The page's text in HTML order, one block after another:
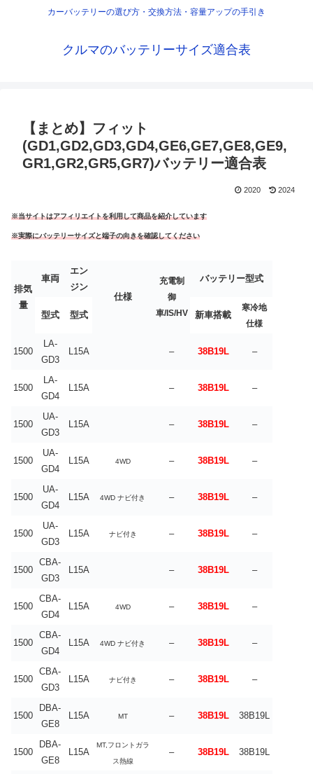
カーバッテリーの選び方・交換方法・容量アップの手引き
クルマのバッテリーサイズ適合表
【まとめ】フィット
(GD1,GD2,GD3,GD4,GE6,GE7,GE8,GE9,
GR1,GR2,GR5,GR7)バッテリー適合表
2020 2024
※当サイトはアフィリエイトを利用して商品を紹介しています
※実際にバッテリーサイズと端子の向きを確認してください
排気
量
車両
エン
ジン
仕様
充電制
御
車/IS/HV
バッテリー型式
型式 型式 新車搭載
寒冷地
仕様
1500
LA-
GD3
L15A – 38B19L –
1500
LA-
GD4
L15A – 38B19L –
1500
UA-
GD3
L15A – 38B19L –
1500
UA-
GD4
L15A 4WD – 38B19L –
1500
UA-
GD4
L15A 4WD ナビ付き – 38B19L –
1500
UA-
GD3
L15A ナビ付き – 38B19L –
1500
CBA-
GD3
L15A – 38B19L –
1500
CBA-
GD4
L15A 4WD – 38B19L –
1500
CBA-
GD4
L15A 4WD ナビ付き – 38B19L –
1500
CBA-
GD3
L15A ナビ付き – 38B19L –
1500
DBA-
GE8
L15A MT – 38B19L 38B19L
1500
DBA-
GE8
L15A
MT,フロントガラ
ス熱線
– 38B19L 38B19L